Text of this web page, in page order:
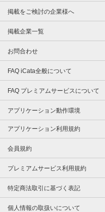
掲載をご検討の企業様へ
掲載企業一覧
お問合わせ
FAQ iCata全般について
FAQ プレミアムサービスについて
アプリケーション動作環境
アプリケーション利用規約
会員規約
プレミアムサービス利用規約
特定商法取引に基づく表記
個人情報の取扱いについて